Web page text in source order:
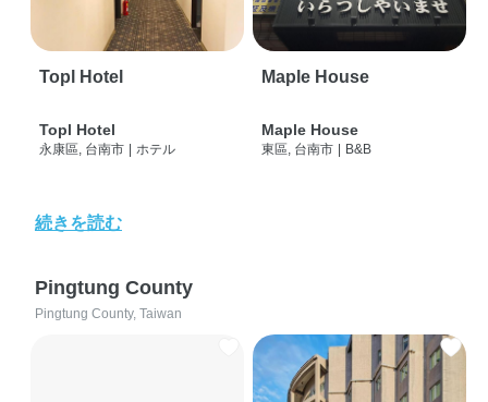
Topl Hotel
Topl Hotel
永康區, 台南市 | ホテル
Maple House
Maple House
東區, 台南市 | B&B
続きを読む
Pingtung County
Pingtung County, Taiwan